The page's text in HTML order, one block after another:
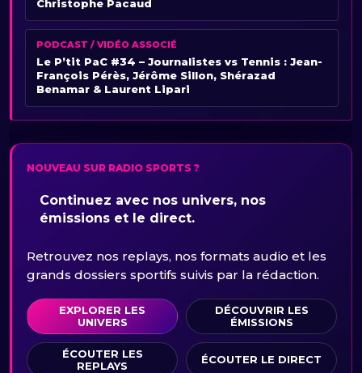
Christophe Pacaud
PODCAST / VIDÉO ASSOCIÉ
Le P’tit PaC #34 – Journalistes vs Tennis : Jean-
François Pérès, Jérôme Sillon, Shérazad
Benamar & Laurent Lipari
NOUVEAU SUR RADIO SPORTS ?
Continuez avec nos univers, nos
émissions et le direct.
Retrouvez nos replays, nos formats audio et les
grands dossiers sportifs suivis par la rédaction.
EXPLORER LES
UNIVERS
DÉCOUVRIR LES
ÉMISSIONS
ÉCOUTER LES
REPLAYS
ÉCOUTER LE DIRECT